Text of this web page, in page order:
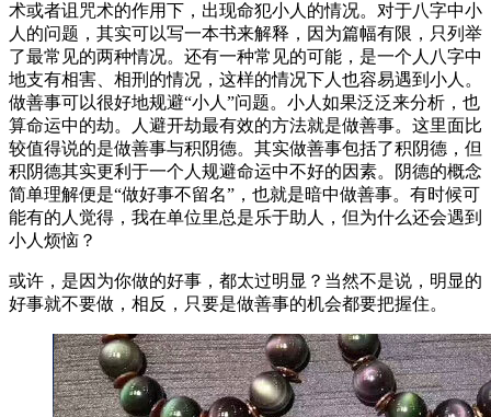
术或者诅咒术的作用下，出现命犯小人的情况。对于八字中小
人的问题，其实可以写一本书来解释，因为篇幅有限，只列举
了最常见的两种情况。还有一种常见的可能，是一个人八字中
地支有相害、相刑的情况，这样的情况下人也容易遇到小人。
做善事可以很好地规避“小人”问题。小人如果泛泛来分析，也
算命运中的劫。人避开劫最有效的方法就是做善事。这里面比
较值得说的是做善事与积阴德。其实做善事包括了积阴德，但
积阴德其实更利于一个人规避命运中不好的因素。阴德的概念
简单理解便是“做好事不留名”，也就是暗中做善事。有时候可
能有的人觉得，我在单位里总是乐于助人，但为什么还会遇到
小人烦恼？
或许，是因为你做的好事，都太过明显？当然不是说，明显的
好事就不要做，相反，只要是做善事的机会都要把握住。